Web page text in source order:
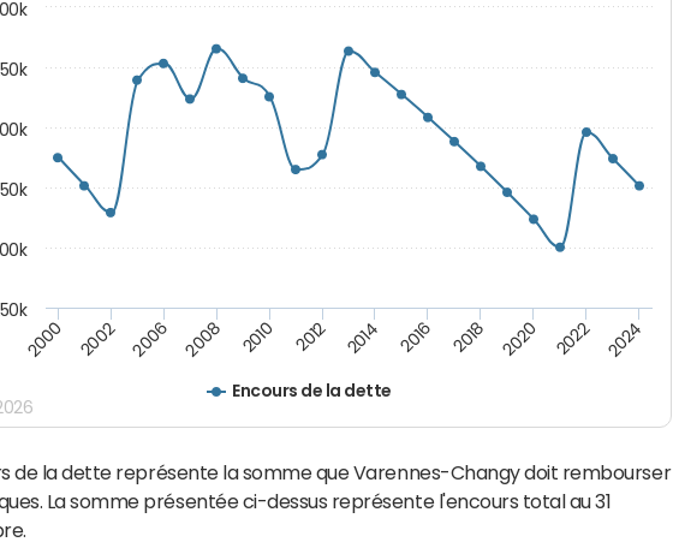
Encours de la dette
2000 2002 2006 2008 2010 2012 2014 2016 2018 2020 2022 2024
de la dette représente la somme que Varennes-Changy doit rembourser
La somme présentée ci-dessus représente l'encours total au 31